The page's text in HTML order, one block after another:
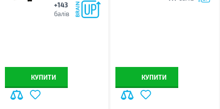
+143
балів
КУПИТИ КУПИТИ